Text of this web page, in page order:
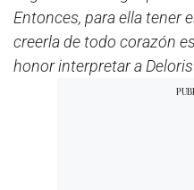
Entonces, para ella tener
creerla de todo corazón
honor interpretar a